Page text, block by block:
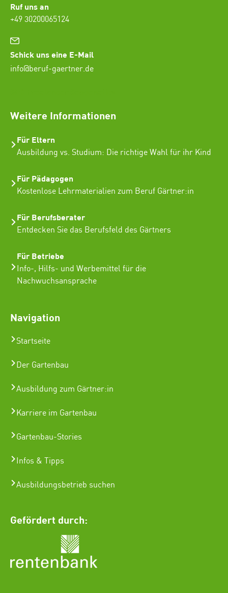
Ruf uns an
+49 30200065124
Schick uns eine E-Mail
info@beruf-gaertner.de
Weitere Informationen
Für Eltern
Ausbildung vs. Studium: Die richtige Wahl für ihr Kind
Für Pädagogen
Kostenlose Lehrmaterialien zum Beruf Gärtner:in
Für Berufsberater
Entdecken Sie das Berufsfeld des Gärtners
Für Betriebe
Info-, Hilfs- und Werbemittel für die
Nachwuchsansprache
Navigation
Startseite
Der Gartenbau
Ausbildung zum Gärtner:in
Karriere im Gartenbau
Gartenbau-Stories
Infos & Tipps
Ausbildungsbetrieb suchen
Gefördert durch: